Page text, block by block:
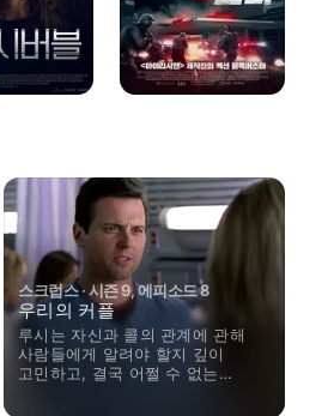
스크럽스 · 시즌 9, 에피소드 8
우리의 커플
루시는 자신과 콜의 관계에 관해
사람들에게 알려야 할지 깊이
고민하고, 결국 어쩔 수 없는